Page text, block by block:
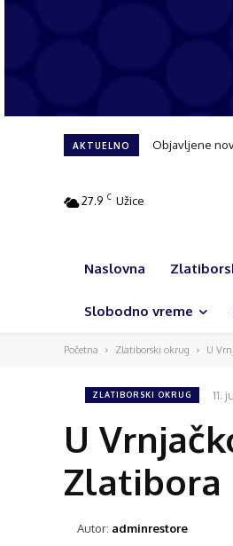
AKTUELNO Objavljene
27.9 C Užice
Naslovna
Slobodno vreme
Početna Zlatiborski okrug U
ZLATIBORSKI OKRUG 11.
U
Zlatibora
Autor: adminrestore